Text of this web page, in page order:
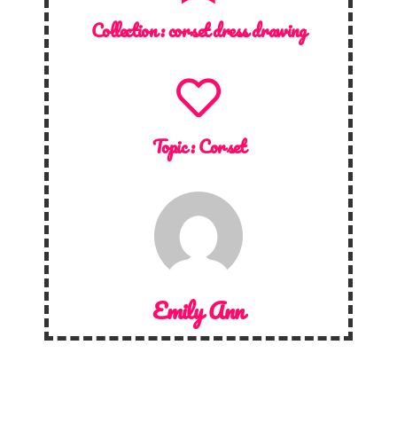
Collection :corset dress drawing
Topic :Corset
Emily Ann